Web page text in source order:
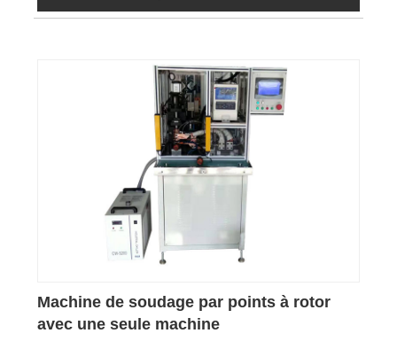
Machine de soudage par points à rotor
avec une seule machine